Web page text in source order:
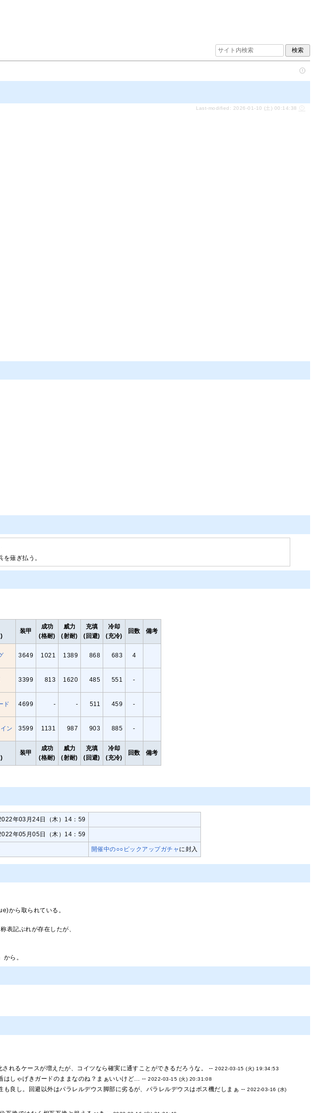
Last-modified: 2026-01-10 (土) 00:14:38
薙ぎ払う。
装甲
成功
(格耐)
威力
(射耐)
充填
(回避)
冷却
(充冷)
回数 備考
装甲
成功
(格耐)
威力
(射耐)
充填
(回避)
冷却
(充冷)
回数 備考
3649 1021 1389 868 683 4
3399 813 1620 485 551 -
ド 4699 - - 511 459 -
ン 3599 1131 987 903 885 -
年03月24日（木）14：59
年05月05日（木）14：59
開催中の○○ピックアップガチャ に封入
から取られている。
表記ぶれが存在したが、
ら。
れるケースが増えたが、コイツなら確実に通すことができるだろうな。 --2022-03-15 (火) 19:34:53
はしゃげきガードのままなのね？まぁいいけど… --2022-03-15 (火) 20:31:08
良し。回避以外はパラレルデウス脚部に劣るが、パラレルデウスはボス機だしまぁ --2022-03-16 (水)